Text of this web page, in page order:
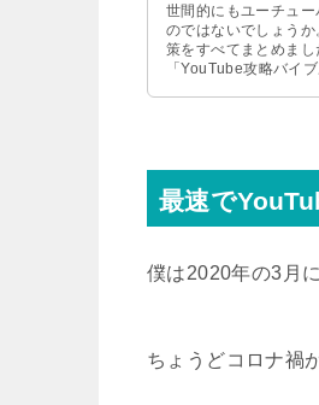
世間的にもユーチュ
のではないでしょうか。 このnoteではゼロからYouTubeを始めて、チャンネル登録者数20万人突破するま
策をすべてまとめました。 チャンネル登録者数を増やして収益化する手順を1から10まで解
「YouTube攻略バイ
最速で
僕は2020年の3月
ちょうどコロナ禍